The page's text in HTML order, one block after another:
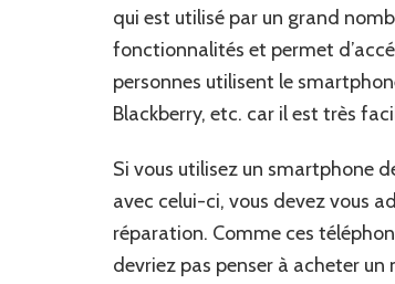
qui est utilisé par un grand
fonctionnalités et permet
personnes utilisent le
Blackberry, etc. car il est très
Si vous utilisez un smartphone
avec celui-ci, vous devez vous
réparation. Comme ces
devriez pas penser à acheter